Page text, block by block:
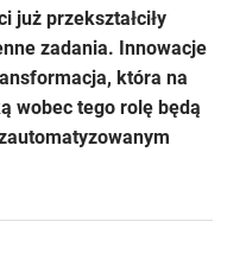
już przekształciły
zadania. Innowacje
która na
wobec tego rolę będą